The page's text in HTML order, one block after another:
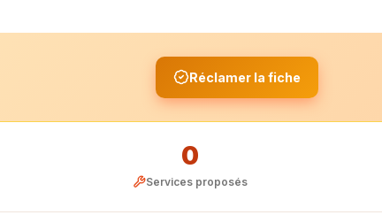
Réclamer la fiche
0
Services proposés